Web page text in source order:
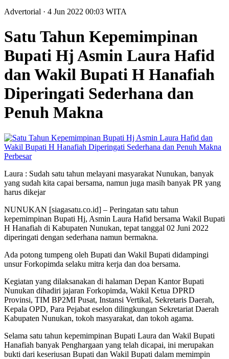
Advertorial · 4 Jun 2022 00:03 WITA
Satu Tahun Kepemimpinan
Bupati Hj Asmin Laura Hafid
dan Wakil Bupati H Hanafiah
Diperingati Sederhana dan
Penuh Makna
Perbesar
Laura : Sudah satu tahun melayani masyarakat Nunukan, banyak
yang sudah kita capai bersama, namun juga masih banyak PR yang
harus dikejar
NUNUKAN [siagasatu.co.id] – Peringatan satu tahun
kepemimpinan Bupati Hj, Asmin Laura Hafid bersama Wakil Bupati
H Hanafiah di Kabupaten Nunukan, tepat tanggal 02 Juni 2022
diperingati dengan sederhana namun bermakna.
Ada potong tumpeng oleh Bupati dan Wakil Bupati didampingi
unsur Forkopimda selaku mitra kerja dan doa bersama.
Kegiatan yang dilaksanakan di halaman Depan Kantor Bupati
Nunukan dihadiri jajaran Forkopimda, Wakil Ketua DPRD
Provinsi, TIM BP2MI Pusat, Instansi Vertikal, Sekretaris Daerah,
Kepala OPD, Para Pejabat eselon dilingkungan Sekretariat Daerah
Kabupaten Nunukan, tokoh masyarakat, dan tokoh agama.
Selama satu tahun kepemimpinan Bupati Laura dan Wakil Bupati
Hanafiah banyak Penghargaan yang telah dicapai, ini merupakan
bukti dari keseriusan Bupati dan Wakil Bupati dalam memimpin